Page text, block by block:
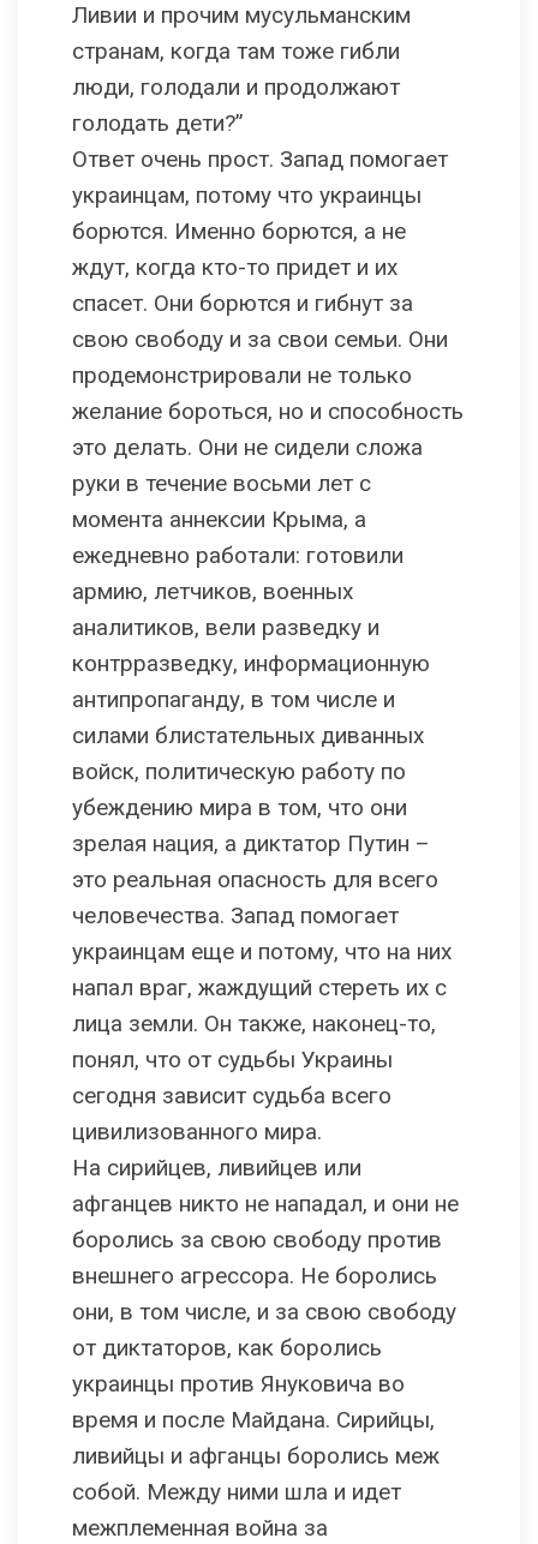
Ливии и прочим мусульманским
странам, когда там тоже гибли
люди, голодали и продолжают
голодать дети?”
Ответ очень прост. Запад помогает
украинцам, потому что украинцы
борются. Именно борются, а не
ждут, когда кто-то придет и их
спасет. Они борются и гибнут за
свою свободу и за свои семьи. Они
продемонстрировали не только
желание бороться, но и способность
это делать. Они не сидели сложа
руки в течение восьми лет с
момента аннексии Крыма, а
ежедневно работали: готовили
армию, летчиков, военных
аналитиков, вели разведку и
контрразведку, информационную
антипропаганду, в том числе и
силами блистательных диванных
войск, политическую работу по
убеждению мира в том, что они
зрелая нация, а диктатор Путин –
это реальная опасность для всего
человечества. Запад помогает
украинцам еще и потому, что на них
напал враг, жаждущий стереть их с
лица земли. Он также, наконец-то,
понял, что от судьбы Украины
сегодня зависит судьба всего
цивилизованного мира.
На сирийцев, ливийцев или
афганцев никто не нападал, и они не
боролись за свою свободу против
внешнего агрессора. Не боролись
они, в том числе, и за свою свободу
от диктаторов, как боролись
украинцы против Януковича во
время и после Майдана. Сирийцы,
ливийцы и афганцы боролись меж
собой. Между ними шла и идет
межплеменная война за